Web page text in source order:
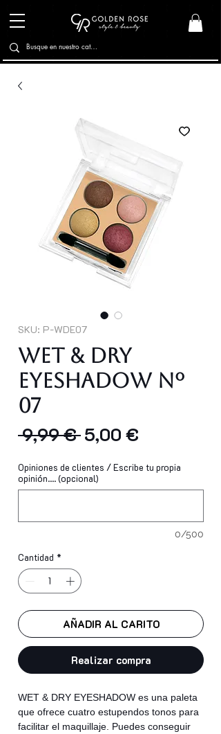
SKU: P-WDE07
Wet & Dry
Eyeshadow Nº
07
9,99 € Precio
5,00 €
oferta
Opiniones de clientes / Escribe tu propia
opinión.... (opcional)
0/500
Cantidad *
AÑADIR AL CARITO
Realizar compra
WET & DRY EYESHADOW es una paleta
que ofrece cuatro estupendos tonos para
facilitar el maquillaje. Puedes conseguir